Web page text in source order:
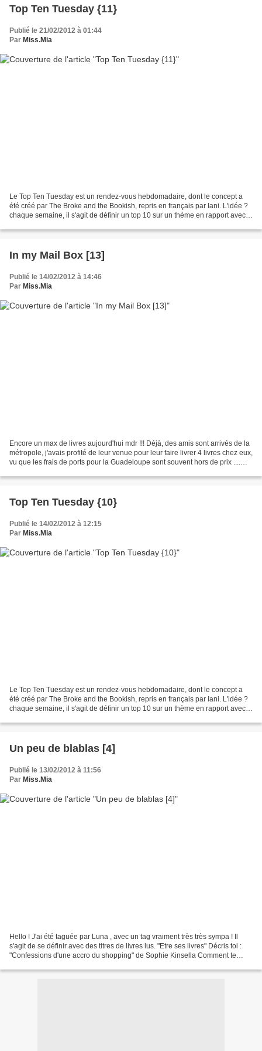
Top Ten Tuesday {11}
Publié le 21/02/2012 à 01:44
Par Miss.Mia
Le Top Ten Tuesday est un rendez-vous hebdomadaire, dont le concept a
été créé par The Broke and the Bookish, repris en français par Iani. L'idée ?
chaque semaine, il s'agit de définir un top 10 sur un thème en rapport avec
In my Mail Box [13]
Publié le 14/02/2012 à 14:46
Par Miss.Mia
Encore un max de livres aujourd'hui mdr !!! Déjà, des amis sont arrivés de la
métropole, j'avais profité de leur venue pour leur faire livrer 4 livres chez eux,
vu que les frais de ports pour la Guadeloupe sont souvent hors de prix ....
Top Ten Tuesday {10}
Publié le 14/02/2012 à 12:15
Par Miss.Mia
Le Top Ten Tuesday est un rendez-vous hebdomadaire, dont le concept a
été créé par The Broke and the Bookish, repris en français par Iani. L'idée ?
chaque semaine, il s'agit de définir un top 10 sur un thème en rapport avec
Un peu de blablas [4]
Publié le 13/02/2012 à 11:56
Par Miss.Mia
Hello ! J'ai été taguée par Luna , avec un tag vraiment très très sympa ! Il
s'agit de se définir avec des titres de livres lus. "Etre ses livres" Décris toi :
"Confessions d'une accro du shopping" de Sophie Kinsella Comment te